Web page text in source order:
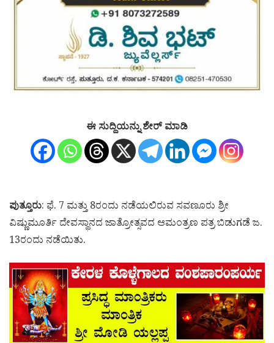
ಈ ಸುದ್ದಿಯನ್ನು ಶೇರ್ ಮಾಡಿ
ಪುತ್ತೂರು: ಫೆ. 7 ಮತ್ತು 8ರಂದು ನಡೆಯಲಿರುವ ಸವಣೂರು ಶ್ರೀ
ವಿಷ್ಣುಮೂರ್ತಿ ದೇವಸ್ಥಾನದ ಜಾತ್ರೋತ್ಸವದ ಆಮಂತ್ರಣ ಪತ್ರ ಬಿಡುಗಡೆ ಜ.
13ರಂದು ನಡೆಯಿತು.